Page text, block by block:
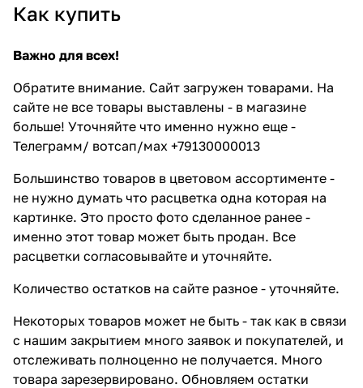
Как купить
Важно для всех!
Обратите внимание. Сайт загружен товарами. На
сайте не все товары выставлены - в магазине
больше! Уточняйте что именно нужно еще -
Телеграмм/ вотсап/мах +79130000013
Большинство товаров в цветовом ассортименте -
не нужно думать что расцветка одна которая на
картинке. Это просто фото сделанное ранее -
именно этот товар может быть продан. Все
расцветки согласовывайте и уточняйте.
Количество остатков на сайте разное - уточняйте.
Некоторых товаров может не быть - так как в связи
с нашим закрытием много заявок и покупателей, и
отслеживать полноценно не получается. Много
товара зарезервировано. Обновляем остатки